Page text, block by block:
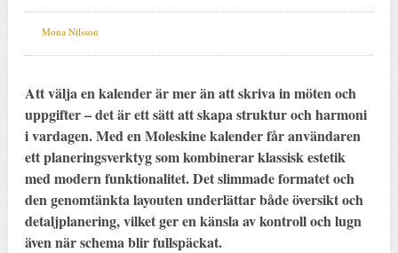
Mona Nilsson
Att välja en kalender är mer än att skriva in möten och
uppgifter – det är ett sätt att skapa struktur och harmoni
i vardagen. Med en Moleskine kalender får användaren
ett planeringsverktyg som kombinerar klassisk estetik
med modern funktionalitet. Det slimmade formatet och
den genomtänkta layouten underlättar både översikt och
detaljplanering, vilket ger en känsla av kontroll och lugn
även när schema blir fullspäckat.